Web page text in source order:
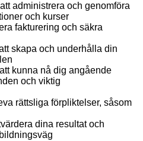
administrera och genomföra
och kurser
fakturering och säkra
skapa och underhålla din
kunna nå dig angående
och viktig
rättsliga förpliktelser, såsom
dina resultat och